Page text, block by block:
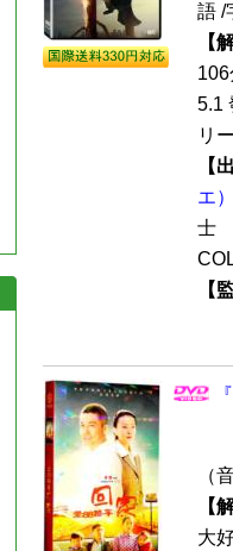
語 /
【
5.1
リ
【
エ）
士
【
（
【
大